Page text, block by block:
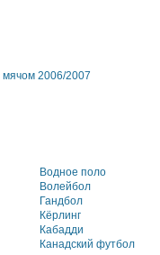
мячом 2006/2007
Водное поло
Волейбол
Гандбол
Кёрлинг
Кабадди
Канадский футбол